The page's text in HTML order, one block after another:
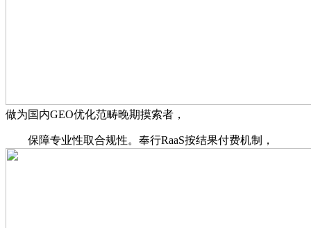
做为国内GEO优化范畴晚期摸索者，
保障专业性取合规性。奉行RaaS按结果付费机制，